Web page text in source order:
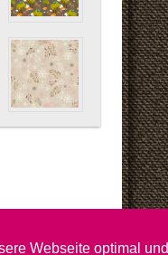
Webseite optimal und